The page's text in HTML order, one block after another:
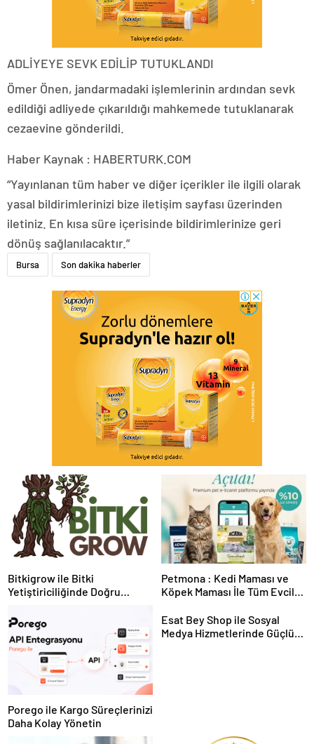
ADLİYEYE SEVK EDİLİP TUTUKLANDI
Ömer Önen, jandarmadaki işlemlerinin ardından sevk
edildiği adliyede çıkarıldığı mahkemede tutuklanarak
cezaevine gönderildi.
Haber Kaynak : HABERTURK.COM
“Yayınlanan tüm haber ve diğer içerikler ile ilgili olarak
yasal bildirimlerinizi bize iletişim sayfası üzerinden
iletiniz. En kısa süre içerisinde bildirimlerinize geri
dönüş sağlanılacaktır.”
Bursa Son dakika haberler
Bitkigrow ile Bitki
Yetiştiriciliğinde Doğru
Petmona : Kedi Maması ve
Köpek Maması İle Tüm Evcil
Porego ile Kargo Süreçlerinizi
Daha Kolay Yönetin
Esat Bey Shop ile Sosyal
Medya Hizmetlerinde Güçlü